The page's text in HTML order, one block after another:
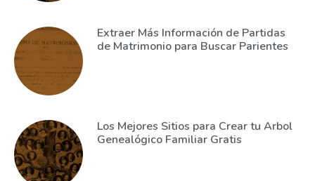
Extraer Más Información de Partidas
de Matrimonio para Buscar Parientes
Los Mejores Sitios para Crear tu Arbol
Genealógico Familiar Gratis